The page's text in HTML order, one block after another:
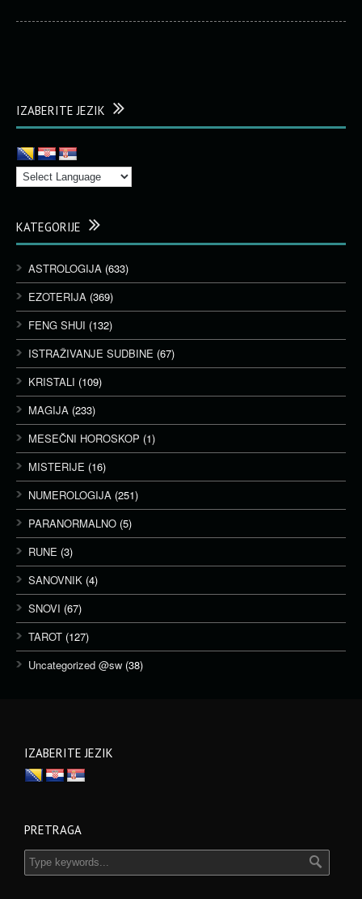
IZABERITE JEZIK
KATEGORIJE
ASTROLOGIJA (633)
EZOTERIJA (369)
FENG SHUI (132)
ISTRAŽIVANJE SUDBINE (67)
KRISTALI (109)
MAGIJA (233)
MESEČNI HOROSKOP (1)
MISTERIJE (16)
NUMEROLOGIJA (251)
PARANORMALNO (5)
RUNE (3)
SANOVNIK (4)
SNOVI (67)
TAROT (127)
Uncategorized @sw (38)
IZABERITE JEZIK
PRETRAGA